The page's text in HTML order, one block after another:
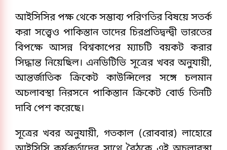
আইসিসির পক্ষ থেকে সম্ভাব্য পরিণতির বিষয়ে সতর্ক
করা সত্ত্বেও পাকিস্তান তাদের চিরপ্রতিদ্বন্দ্বী ভারতের
বিপক্ষে আসন্ন বিশ্বকাপের ম্যাচটি বয়কট করার
সিদ্ধান্ত নিয়েছিল। এনডিটিভি সূত্রের খবর অনুযায়ী,
আন্তর্জাতিক ক্রিকেট কাউন্সিলের সঙ্গে চলমান
অচলাবস্থা নিরসনে পাকিস্তান ক্রিকেট বোর্ড তিনটি
দাবি পেশ করেছে।
সূত্রের খবর অনুযায়ী, গতকাল (রোববার) লাহোরে